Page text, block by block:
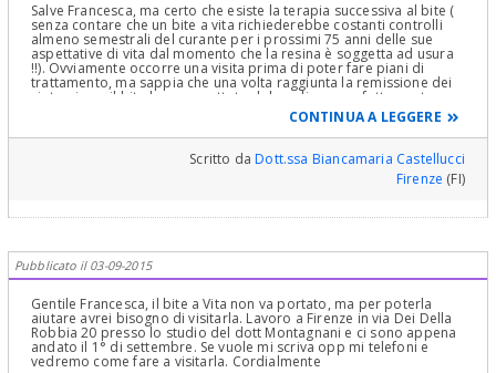
Salve Francesca, ma certo che esiste la terapia successiva al bite (
senza contare che un bite a vita richiederebbe costanti controlli
almeno semestrali del curante per i prossimi 75 anni delle sue
aspettative di vita dal momento che la resina è soggetta ad usura
!!). Ovviamente occorre una visita prima di poter fare piani di
trattamento, ma sappia che una volta raggiunta la remissione dei
sintomi con il bite ben progettato dal medico e perfettamente
confezionato dall' odontotecnico, la stabilizzazione
dell'occlusione nella posizione di benessere potrà essere
raggiunta sia per via ortodontica che per via protesica. In tal modo
potrà far definitivamente a meno del bite e continuare a star bene.
CONTINUA A LEGGERE
Scritto daDott.ssa Biancamaria Castellucci
Firenze (FI)
Pubblicato il 03-09-2015
Gentile Francesca, il bite a Vita non va portato, ma per poterla
aiutare avrei bisogno di visitarla. Lavoro a Firenze in via Dei Della
Robbia 20 presso lo studio del dott Montagnani e ci sono appena
andato il 1° di settembre. Se vuole mi scriva opp mi telefoni e
vedremo come fare a visitarla. Cordialmente